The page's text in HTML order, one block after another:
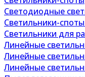
Светодиодные
Светильники-
Светильники для
Линейные
Линейные
Линейные